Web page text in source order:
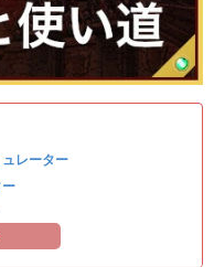
レーター